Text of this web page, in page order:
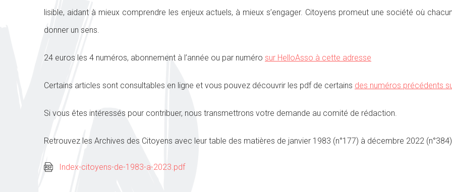
lisible, aidant à mieux comprendre les enjeux actuels, à mieux s’engager. Citoyens promeut une société où
donner un sens.
24 euros les 4 numéros, abonnement à l’année ou par numéro sur HelloAsso à cette adresse
Certains articles sont consultables en ligne et vous pouvez découvrir les pdf de certains des numéros précédents
Si vous êtes intéressés pour contribuer, nous transmettrons votre demande au comité de rédaction.
Retrouvez les Archives des Citoyens avec leur table des matières de janvier 1983 (n°177) à décembre 2022
Index-citoyens-de-1983-a-2023.pdf